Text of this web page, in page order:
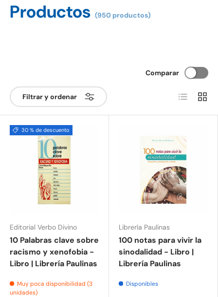
Productos (950 productos)
Filtrar y ordenar
Comparar
Lista
30 % de descuento
Editorial Verbo Divino
10 Palabras clave sobre
racismo y xenofobia -
Libro | Librería Paulinas
Muy poca disponibilidad (3
unidades)
Librería Paulinas
100 notas para vivir la
sinodalidad - Libro |
Librería Paulinas
Disponibles